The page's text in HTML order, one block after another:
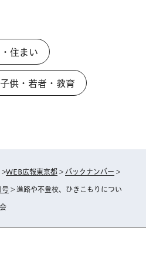
住まい
供・若者・教育
>WEB広報東京都 > バックナンバー >
号 > 進路や不登校、ひきこもりについ